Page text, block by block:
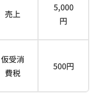
売上
5,000
円
仮受消
費税
500円